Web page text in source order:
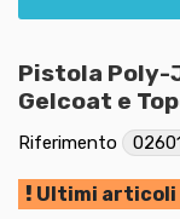
Pistola Poly-
Gelcoat e
Riferimento
Ultimi articoli